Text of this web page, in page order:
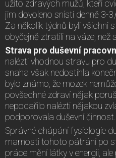
užito zdravých mužů, kteří
jim dovoleno snísti denně 3-
Za několik týdnů byli všichni
obyčejně ztratili na váze, než
Strava pro duševní
nalézti vhodnou stravu pro
snaha však nedostihla
bylo známo, že mozek
povšechné zdraví nějak
nepodařilo nalézti nějakou
podporovala duševní činnost.
Správné chápání fysiologie
marnosti tohoto pátrání po
práce mění látky v energii,